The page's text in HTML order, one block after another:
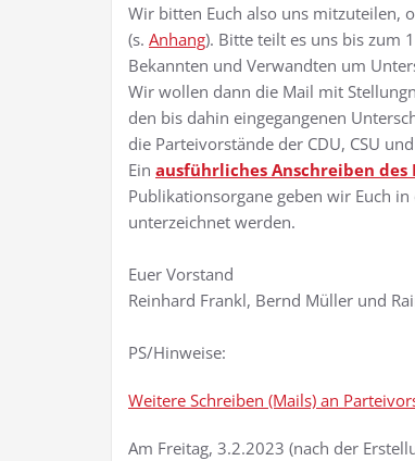
Wir bitten Euch also uns mitzuteilen,
(s. Anhang). Bitte teilt es uns bis zum
Bekannten und Verwandten um
Wir wollen dann die Mail mit
den bis dahin eingegangenen
die Parteivorstände der CDU, CSU
Ein ausführliches Anschreiben
Publikationsorgane geben wir Euch
unterzeichnet werden.
Euer Vorstand
Reinhard Frankl, Bernd Müller und
PS/Hinweise:
Weitere Schreiben (Mails) an
Am Freitag, 3.2.2023 (nach der